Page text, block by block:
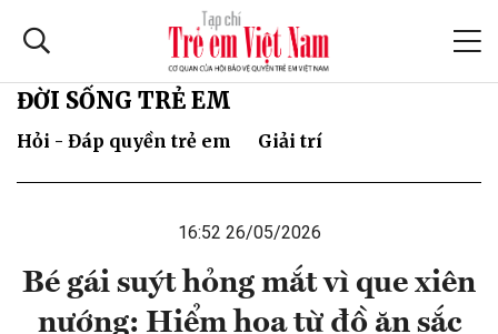
ĐỜI SỐNG TRẺ EM
Hỏi - Đáp quyền trẻ em Giải trí
16:52 26/05/2026
Bé gái suýt hỏng mắt vì que xiên
nướng: Hiểm họa từ đồ ăn sắc